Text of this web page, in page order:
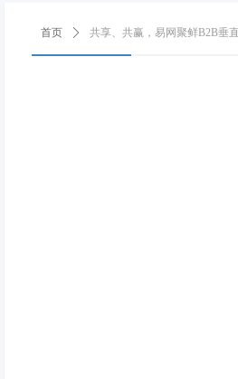
首页 ꄲ 共享、共赢，易网聚鲜B2B垂